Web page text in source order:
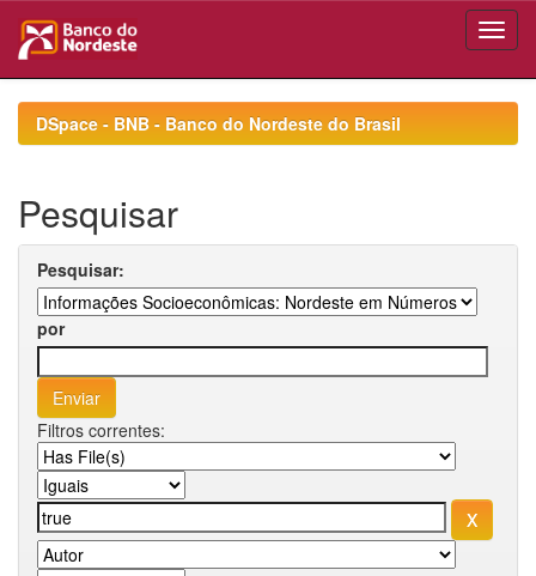
navigationDSpace - BNB - Banco do Nordeste do Brasil
Pesquisar
Pesquisar:
por
Filtros correntes: